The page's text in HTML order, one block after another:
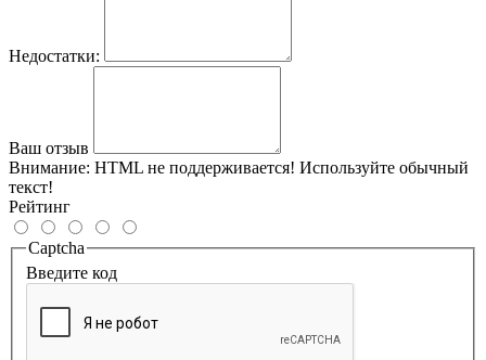
Недостатки:
Ваш отзыв
Внимание: HTML не поддерживается! Используйте обычный
текст!
Рейтинг
Captcha
Введите код